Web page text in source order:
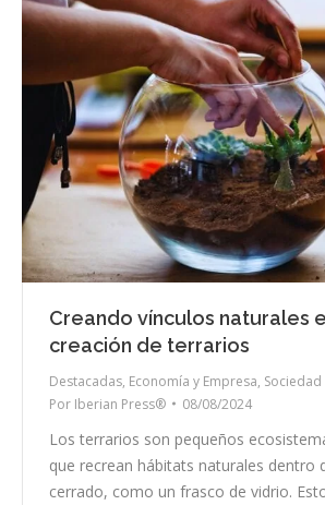
Creando vínculos naturales
creación de terrarios
Destacadas, Economía y Empresa, Sociedad
Por Iberian Press® 08/08/2024
Los terrarios son pequeños
que recrean hábitats naturales dentro
cerrado, como un frasco de vidrio.